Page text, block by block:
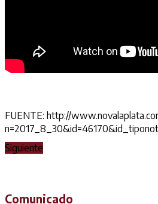
FUENTE: http://
Siguiente
Comunicado